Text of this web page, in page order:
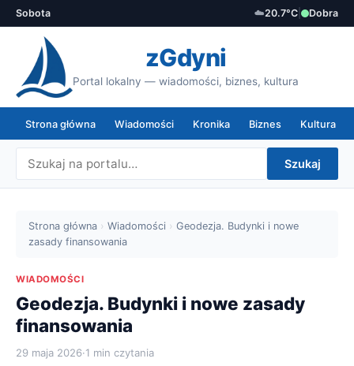
Sobota ☁️20.7°C Dobra
zGdyni
Portal lokalny — wiadomości, biznes, kultura
Strona główna Wiadomości Kronika Biznes Kultura
Szukaj
Strona główna › Wiadomości › Geodezja. Budynki i nowe
zasady finansowania
WIADOMOŚCI
Geodezja. Budynki i nowe zasady
finansowania
29 maja 2026·1 min czytania